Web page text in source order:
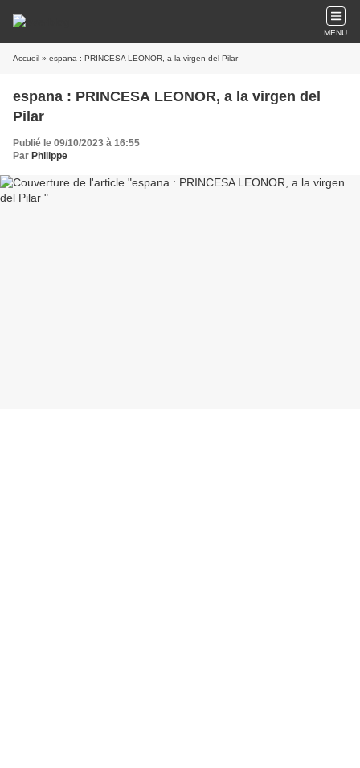
MENU
Accueil » espana : PRINCESA LEONOR, a la virgen del Pilar
espana : PRINCESA LEONOR, a la virgen del
Pilar
Publié le 09/10/2023 à 16:55
Par Philippe